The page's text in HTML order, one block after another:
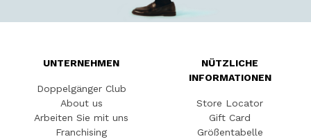
UNTERNEHMEN
Doppelgänger Club
About us
Arbeiten Sie mit uns
Franchising
NÜTZLICHE
INFORMATIONEN
Store Locator
Gift Card
Größentabelle